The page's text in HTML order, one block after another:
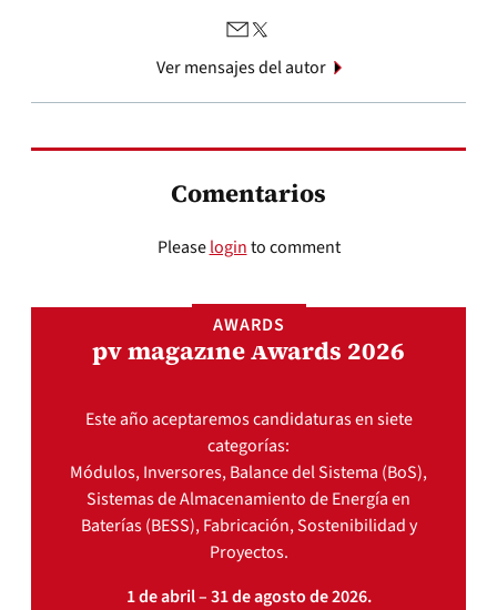
Ver mensajes del autor
Comentarios
Pleaseloginto comment
AWARDS
pv magazine Awards 2026
Este año aceptaremos candidaturas en siete
categorías:
Módulos, Inversores, Balance del Sistema (BoS),
Sistemas de Almacenamiento de Energía en
Baterías (BESS), Fabricación, Sostenibilidad y
Proyectos.
1 de abril – 31 de agosto de 2026.